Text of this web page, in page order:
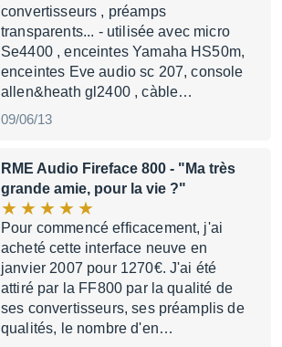
convertisseurs , préamps
transparents... - utilisée avec micro
Se4400 , enceintes Yamaha HS50m,
enceintes Eve audio sc 207, console
allen&heath gl2400 , càble…
09/06/13
RME Audio Fireface 800 - "Ma très
grande amie, pour la vie ?"
Pour commencé efficacement, j'ai
acheté cette interface neuve en
janvier 2007 pour 1270€. J'ai été
attiré par la FF800 par la qualité de
ses convertisseurs, ses préamplis de
qualités, le nombre d'en…